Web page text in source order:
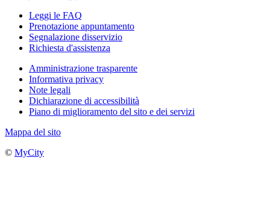
Leggi le FAQ
Prenotazione appuntamento
Segnalazione disservizio
Richiesta d'assistenza
Amministrazione trasparente
Informativa privacy
Note legali
Dichiarazione di accessibilità
Piano di miglioramento del sito e dei servizi
Mappa del sito
© MyCity